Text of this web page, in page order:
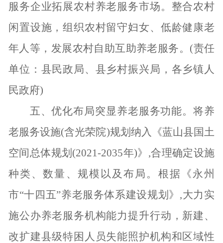
服务企业拓展农村养老服务市场。整合农村
闲置设施，组织农村留守妇女、低龄健康老
年人等，发展农村自助互助养老服务。(责任
单位：县民政局、县乡村振兴局，各乡镇人
民政府)
五、优化布局突显养老服务功能。将养
老服务设施(含光荣院)规划纳入《蓝山县国土
空间总体规划(2021-2035年)》,合理确定设施
种类、数量、规模以及布局。根据《永州
市“十四五”养老服务体系建设规划》,大力实
施公办养老服务机构能力提升行动，新建、
改扩建县级特困人员失能照护机构和区域性